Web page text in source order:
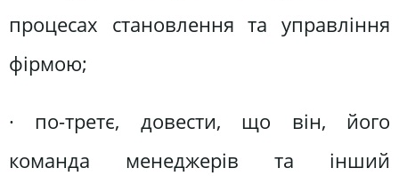
процесах становлення та управління
фірмою;
· по-третє, довести, що він, його
команда менеджерів та інший